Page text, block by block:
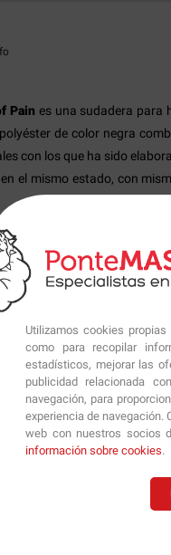
Utilizamos cookies
como para recopilar
estadísticos, mejorar las
publicidad relacionada
navegación, para
experiencia de navegación.
web con nuestros socios
información sobre cookies.
Pain es una sudadera para
de color negra
con los que ha sido
el mismo estado, con
deportivos líder en
que practican
que estética gracias a
una reconfortante capucha
y un bolsillo
objetos personales de
que no es únicamente